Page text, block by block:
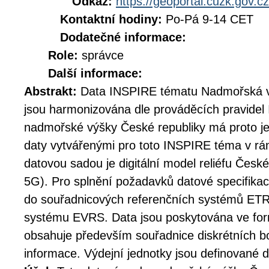
Kontaktní hodiny: Po-Pá 9-14 CET
Dodatečné informace:
Role: správce
Další informace:
Abstrakt: Data INSPIRE tématu
jsou harmonizována dle prováděcích
nadmořské výšky České republiky má proto
daty vytvářenými pro toto INSPIRE téma v
datovou sadou je digitální model reliéfu
5G). Pro splnění požadavků datové
do souřadnicových referenčních systémů
systému EVRS. Data jsou poskytována ve
obsahuje především souřadnice diskrétních
informace. Výdejní jednotky jsou definované